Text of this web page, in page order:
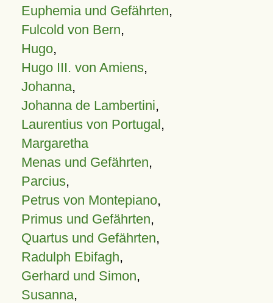
Euphemia und Gefährten,
Fulcold von Bern,
Hugo,
Hugo III. von Amiens,
Johanna,
Johanna de Lambertini,
Laurentius von Portugal,
Margaretha
Menas und Gefährten,
Parcius,
Petrus von Montepiano,
Primus und Gefährten,
Quartus und Gefährten,
Radulph Ebifagh,
Gerhard und Simon,
Susanna,